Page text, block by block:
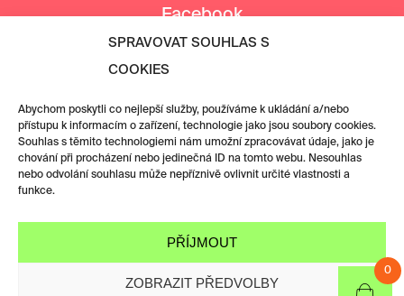
SPRAVOVAT SOUHLAS S
COOKIES
Abychom poskytli co nejlepší služby, používáme k ukládání a/nebo
přístupu k informacím o zařízení, technologie jako jsou soubory cookies.
Souhlas s těmito technologiemi nám umožní zpracovávat údaje, jako je
chování při procházení nebo jedinečná ID na tomto webu. Nesouhlas
nebo odvolání souhlasu může nepříznivě ovlivnit určité vlastnosti a
funkce.
PŘÍJMOUT
ZOBRAZIT PŘEDVOLBY
Facebook
Instagram
0